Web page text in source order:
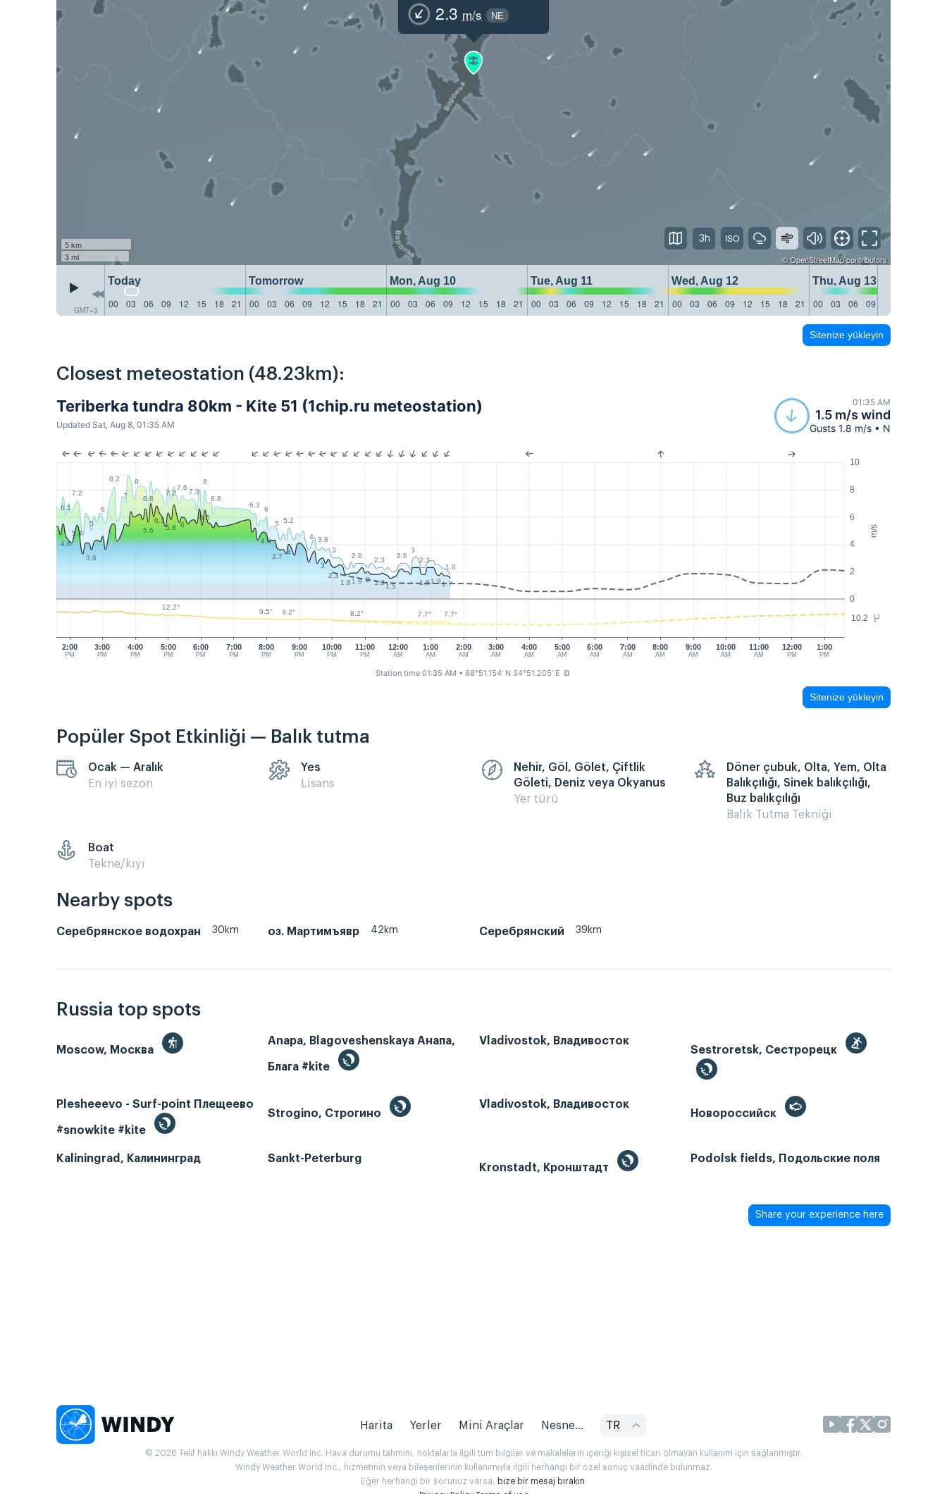
2.3 m/s NE
5 km
3 mi
©OpenStreetMapcontributors
GMT+3
Today Tomorrow Mon, Aug 10 Tue, Aug 11 Wed, Aug 12
Thu, Aug 13
00
03 06 09 12 15 18 21 00 03 06 09 12 15 18 21 00 03 06 09 12 15 18 21 00 03 06 09 12 15 18 21 00 03 06 09 12 15 18 21 00 03 06 09
3h
Sitenize yükleyin
Closest meteostation (48.23km):
Teriberka tundra 80km - Kite 51 (1chip.ru meteostation)
Updated Sat, Aug 8, 01:35 AM
01:35 AM
1.5 m/s wind
Gusts 1.8 m/s • N
m/s
°C
0
2
4
6
8
10
10.2
2:00
PM
3:00
PM
4:00
PM
5:00
PM
6:00
PM
7:00
PM
8:00
PM
9:00
PM
10:00
PM
11:00
PM
12:00
AM
1:00
AM
2:00
AM
4:00
AM
5:00
AM
6:00
AM
7:00
AM
8:00
AM
9:00
AM
10:00
AM
11:00
AM
12:00
PM
1:00
PM
3:00
AM
6.1
7.2
5
6
8.2
7
8
6.8
7.2
7.6
7.3
8
6.8
6.3
6
5
5.2
4 3.8
3
2.6
2.3
2.6
3
2.3
1.8
4.6
5.4
3.6
5.6
6.3
5.8 6
6.5
4.8
3.7
4
3
2.3
1.8 1.9 2 1.8
1.5
1.81.91.7
12.2°
9.5° 9.2° 8.2° 7.7° 7.7°
Station time 01:35 AM • 68°51.154' N 34°51.205' E ⧉
Sitenize yükleyin
Popüler Spot Etkinliği — Balık tutma
Ocak — Aralık
En iyi sezon
Yes
Lisans
Nehir, Göl, Gölet, Çiftlik
Göleti, Deniz veya Okyanus
Yer türü
Döner çubuk, Olta, Yem, Olta
Balıkçılığı, Sinek balıkçılığı,
Buz balıkçılığı
Balık Tutma Tekniği
Boat
Tekne/kıyı
Nearby spots
Серебрянское водохран 30km оз. Мартимъявр 42km Серебрянский 39km
Russia top spots
Moscow, Москва
Anapa, Blagoveshenskaya Анапа,
Блага #kite
Vladivostok, Владивосток
Sestroretsk, Сестрорецк
Plesheeevo - Surf-point Плещеево
#snowkite #kite
Strogino, Строгино
Vladivostok, Владивосток
Новороссийск
Kaliningrad, Калининград
Sankt-Peterburg
Kronstadt, Кронштадт
Podolsk fields, Подольские поля
Share your experience here
Harita Yerler Mini Araçlar Nesne... TR
© 2026 Telif hakkı Windy Weather World Inc. Hava durumu tahmini, noktalarla ilgili tüm bilgiler ve makalelerin içeriği kişisel ticari olmayan kullanım için sağlanmıştır.
Windy Weather World Inc., hizmetinin veya bileşenlerinin kullanımıyla ilgili herhangi bir özel sonuç vaadinde bulunmaz.
Eğer herhangi bir sorunuz varsa, bize bir mesaj bırakın.